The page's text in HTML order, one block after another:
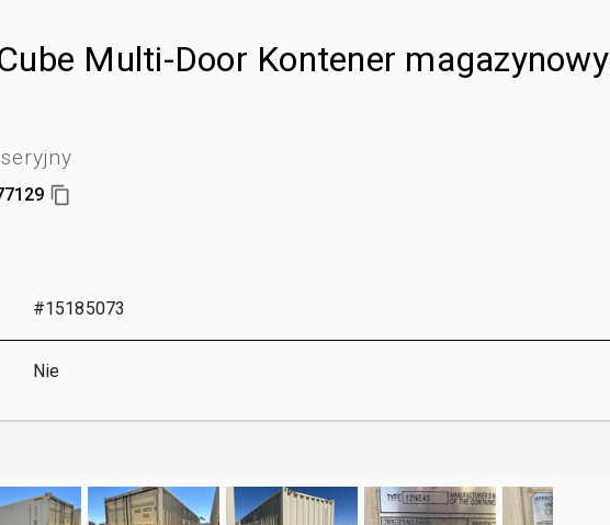
Multi-Door Kontener magazynowy
#15185073
Nie